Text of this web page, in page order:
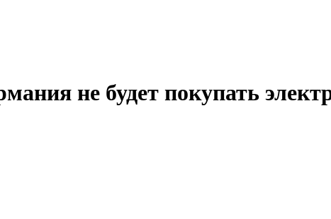
не будет покупать